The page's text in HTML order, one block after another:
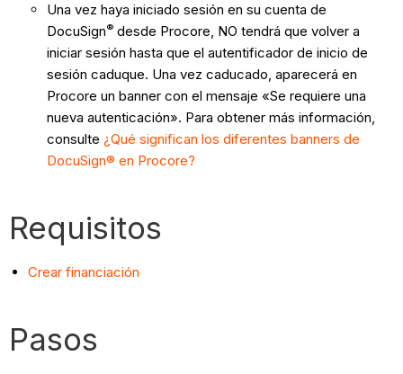
Una vez haya iniciado sesión en su cuenta de
DocuSign® desde Procore, NO tendrá que volver a
iniciar sesión hasta que el autentificador de inicio de
sesión caduque. Una vez caducado, aparecerá en
Procore un banner con el mensaje «Se requiere una
nueva autenticación». Para obtener más información,
consulte¿Qué significan los diferentes banners de
DocuSign® en Procore?
Requisitos
Crear financiación
Pasos